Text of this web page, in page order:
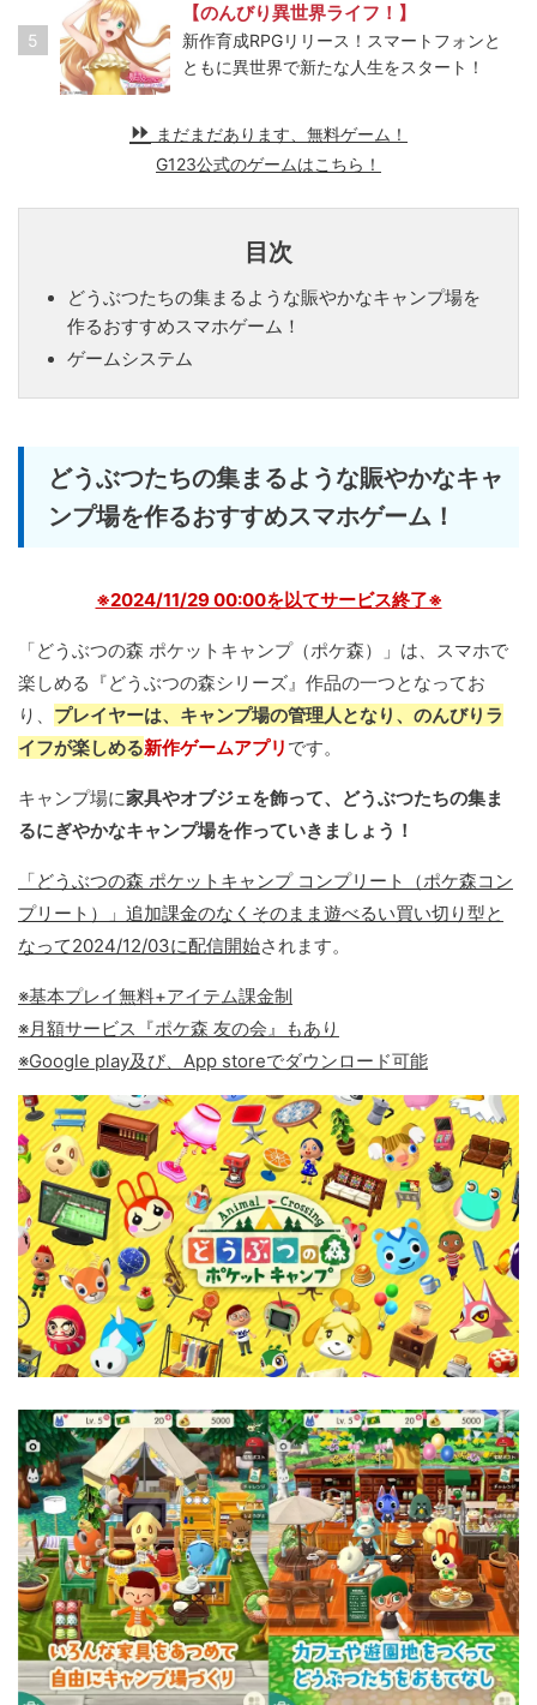
5
【のんびり異世界ライフ！】
新作育成RPGリリース！スマートフォンと
ともに異世界で新たな人生をスタート！
まだまだあります、無料ゲーム！
G123公式のゲームはこちら！
目次
どうぶつたちの集まるような賑やかなキャンプ場を
作るおすすめスマホゲーム！
ゲームシステム
どうぶつたちの集まるような賑やかなキャ
ンプ場を作るおすすめスマホゲーム！
※2024/11/29 00:00を以てサービス終了※
「どうぶつの森 ポケットキャンプ（ポケ森）」は、スマホで
楽しめる『どうぶつの森シリーズ』作品の一つとなってお
り、 プレイヤーは、キャンプ場の管理人となり、のんびりラ
イフが楽しめる新作ゲームアプリ です。
キャンプ場に家具やオブジェを飾って、どうぶつたちの集ま
るにぎやかなキャンプ場を作っていきましょう！
「どうぶつの森 ポケットキャンプ コンプリート（ポケ森コン
プリート）」追加課金のなくそのまま遊べるい買い切り型と
なって2024/12/03に配信開始されます。
※基本プレイ無料+アイテム課金制
※月額サービス『ポケ森 友の会』もあり
※Google play及び、App storeでダウンロード可能